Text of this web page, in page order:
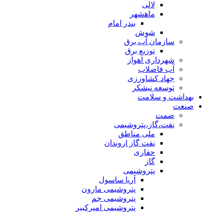
لالی
ماهشهر
بندر امام
شوش
سازمان آب برق
توزیع برق
شهرداری اهواز
آب فاضلاب
جهاد کشاورزی
توسعه نیشکر
بهداشت و سلامت
صنعت
صمت
نفت،گاز،پتروشیمی
ملی مناطق
نفت گاز اروندان
حفاری
گاز
پتروشیمی
آریا ساسول
پتروشیمی مارون
پتروشیمی جم
پتروشیمی امیرکبیر